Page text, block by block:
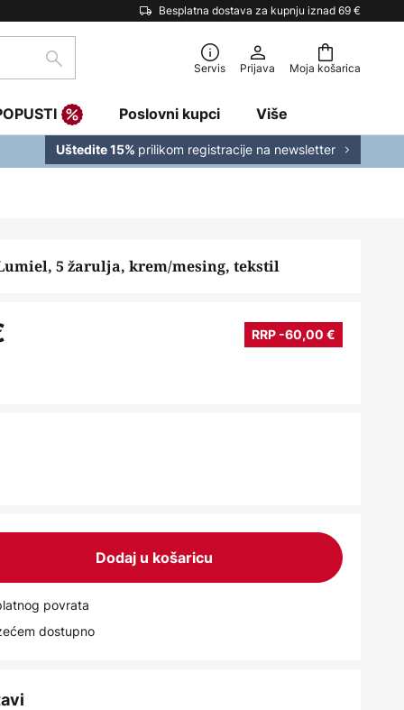
Besplatna dostava za kupnju iznad 69 €
Moja košarica
traži Servis Prijava
Poslovni kupci Više
Uštedite 15% prilikom registracije na newsletter
5 žarulja, krem/mesing, tekstil
RRP -60,00 €
Dodaj u košaricu
povrata
dostupno